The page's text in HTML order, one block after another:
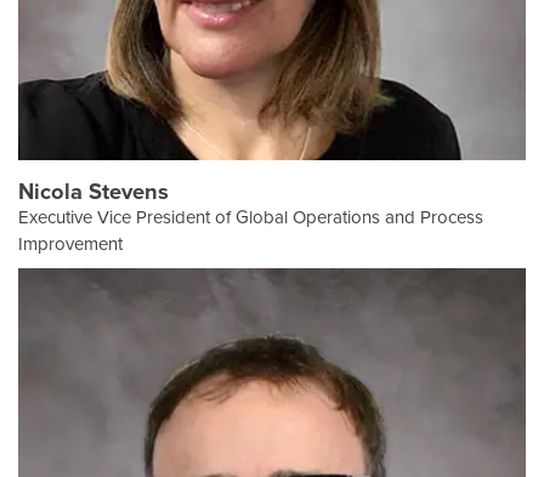
Nicola Stevens
Executive Vice President of Global Operations and Process
Improvement